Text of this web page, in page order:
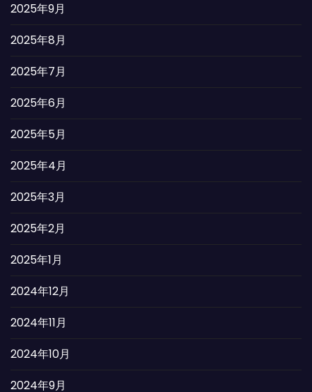
2025年9月
2025年8月
2025年7月
2025年6月
2025年5月
2025年4月
2025年3月
2025年2月
2025年1月
2024年12月
2024年11月
2024年10月
2024年9月